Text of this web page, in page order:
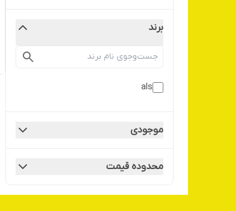
برند
als
موجودی
محدوده قیمت